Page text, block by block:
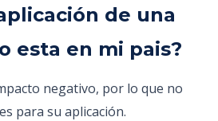
de una
esta en mi pais?
negativo, por lo que no
para su aplicación.